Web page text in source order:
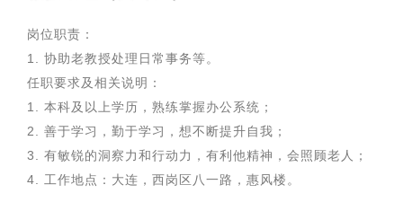
岗位职责：
1. 协助老教授处理日常事务等。
任职要求及相关说明：
1. 本科及以上学历，熟练掌握办公系统；
2. 善于学习，勤于学习，想不断提升自我；
3. 有敏锐的洞察力和行动力，有利他精神，会照顾老人；
4. 工作地点：大连，西岗区八一路，惠风楼。